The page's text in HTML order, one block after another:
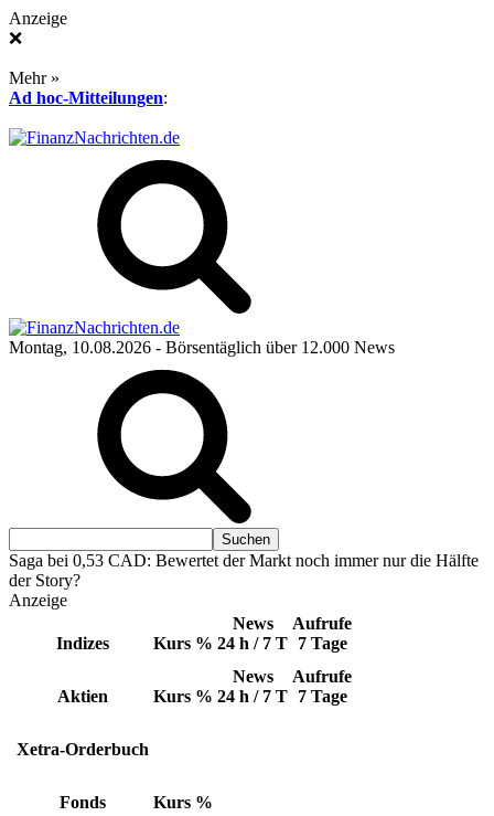
Anzeige
❌
Mehr »
Ad hoc-Mitteilungen:
Montag, 10.08.2026 - Börsentäglich über 12.000 News
Saga bei 0,53 CAD: Bewertet der Markt noch immer nur die Hälfte
der Story?
Anzeige
Indizes Kurs %
News
24 h / 7 T
Aufrufe
7 Tage
Aktien Kurs %
News
24 h / 7 T
Aufrufe
7 Tage
Xetra-Orderbuch
Fonds Kurs %